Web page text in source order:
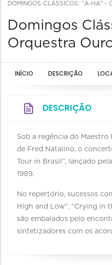
DOMINGOS CLÁSSICOS: "A-HA" -
Domingos
Orquestra
INÍCIO DESCRIÇÃO
DESCRIÇÃO
Sob a regência do
de Fred Natalino, o
Tour in Brasil”, lançado
1989.
No repertório, sucessos
High and Low”, “Crying in
são embalados pelo
sintetizadores com os